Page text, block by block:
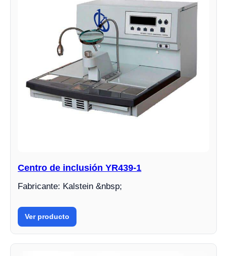
Centro de inclusión YR439-1
Fabricante: Kalstein &nbsp;
Ver producto